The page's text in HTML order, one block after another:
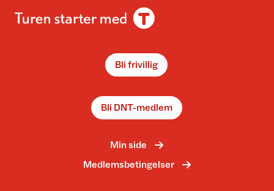
Bli frivillig
Bli DNT-medlem
Min side
Medlemsbetingelser